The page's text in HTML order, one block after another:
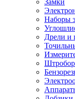
Замки
Наборы
Дрели и